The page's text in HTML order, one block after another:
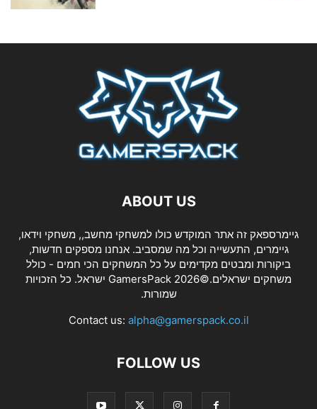
ABOUT US
גיימרספאק זה אתר המוקדש כולו למשחקי מחשב,, משחקי וידאו,
גיימרים, התעשייה וכל מה שמסביב. אנחנו מספקים חדשות,
ביקורות ומבטים מקדימים על כל המשחקים הכי חמים - כולל
משחקים ישראלים.©2026 GamersPack ישראל. כל הזכויות
שמורות.
Contact us: alpha@gamerspack.co.il
FOLLOW US